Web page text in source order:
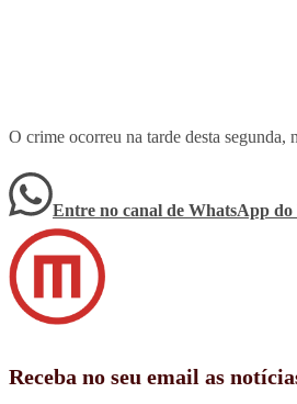
O crime ocorreu na tarde desta
Entre no canal de WhatsApp do
Receba no seu email as